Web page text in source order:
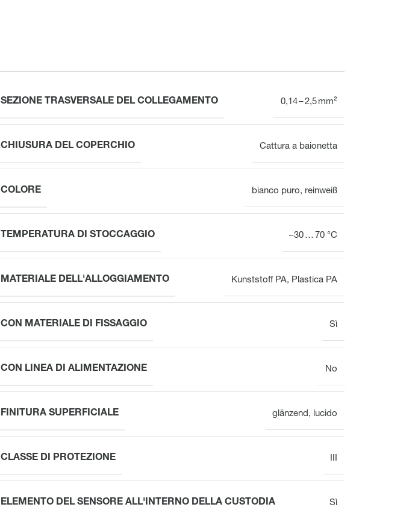
valvole per il bilanciamento
valvole
SEZIONE TRASVERSALE DEL COLLEGAMENTO 0,14 – 2,5 mm²
CHIUSURA DEL COPERCHIO Cattura a baionetta
COLORE bianco puro, reinweiß
TEMPERATURA DI STOCCAGGIO –30 … 70 °C
MATERIALE DELL'ALLOGGIAMENTO Kunststoff PA, Plastica PA
CON MATERIALE DI FISSAGGIO Sì
CON LINEA DI ALIMENTAZIONE No
FINITURA SUPERFICIALE glänzend , lucido
CLASSE DI PROTEZIONE
ELEMENTO DEL SENSORE ALL'INTERNO DELLA CUSTODIA Sì